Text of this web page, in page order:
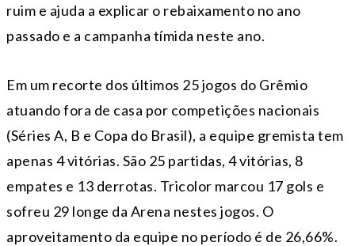
ruim e ajuda a explicar o rebaixamento no ano
passado e a campanha tímida neste ano.
Em um recorte dos últimos 25 jogos do Grêmio
atuando fora de casa por competições nacionais
(Séries A, B e Copa do Brasil), a equipe gremista tem
apenas 4 vitórias. São 25 partidas, 4 vitórias, 8
empates e 13 derrotas. Tricolor marcou 17 gols e
sofreu 29 longe da Arena nestes jogos. O
aproveitamento da equipe no período é de 26,66%.